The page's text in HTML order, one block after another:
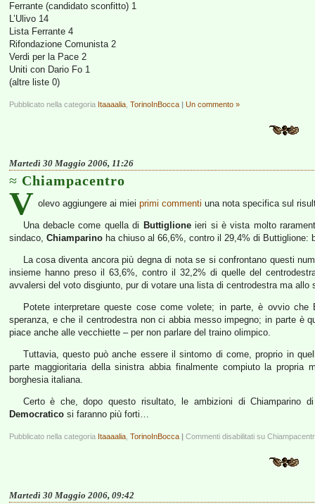
Ferrante (candidato sconfitto) 1
L’Ulivo 14
Lista Ferrante 4
Rifondazione Comunista 2
Verdi per la Pace 2
Uniti con Dario Fo 1
(altre liste 0)
Pubblicato nella categoria Itaaaalia TorinoInBocca | Un commento »
Martedì 30 Maggio 2006, 11:26
Chiampacentro
V olevo aggiungere ai miei primi commenti una nota specifica sul
Una debacle come quella di Buttiglioneieri si è vista molto
sindaco, Chiamparino ha chiuso al 66,6%, contro il 29,4% di Buttiglione:
La cosa diventa ancora più degna di nota se si confrontano questi
insieme hanno preso il 63,6%, contro il 32,2% di quelle del
avvalersi del voto disgiunto, pur di votare una lista di centrodestra ma
Potete interpretare queste cose come volete; in parte, è ovvio che
speranza, e che il centrodestra non ci abbia messo impegno; in parte è
piace anche alle vecchiette – per non parlare del traino olimpico.
Tuttavia, questo può anche essere il sintomo di come, proprio in
parte maggioritaria della sinistra abbia finalmente compiuto la propria
borghesia italiana.
Certo è che, dopo questo risultato, le ambizioni di Chiamparino
Democratico si faranno più forti…
Pubblicato nella categoria Itaaaalia TorinoInBocca | Commenti disabilitati su
Martedì 30 Maggio 2006, 09:42